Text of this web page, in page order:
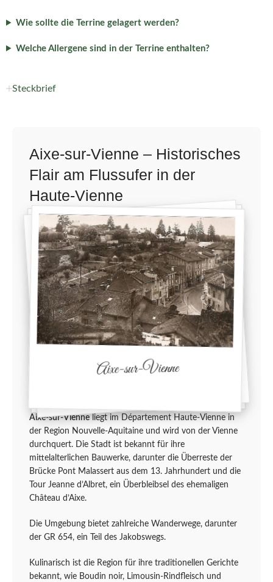
Wie sollte die Terrine gelagert werden?
Welche Allergene sind in der Terrine enthalten?
Steckbrief
Aixe-sur-Vienne – Historisches
Flair am Flussufer in der
Haute-Vienne
Aixe-sur-Vienneliegt im Département Haute-Vienne in
der Region Nouvelle-Aquitaine und wird von der Vienne
durchquert. Die Stadt ist bekannt für ihre
mittelalterlichen Bauwerke, darunter die Überreste der
Brücke Pont Malassert aus dem 13. Jahrhundert und die
Tour Jeanne d’Albret, ein Überbleibsel des ehemaligen
Château d’Aixe.
Die Umgebung bietet zahlreiche Wanderwege, darunter
der GR 654, ein Teil des Jakobswegs.
Kulinarisch ist die Region für ihre traditionellen Gerichte
bekannt, wie Boudin noir, Limousin-Rindfleisch und
Aixe-sur-Vienne